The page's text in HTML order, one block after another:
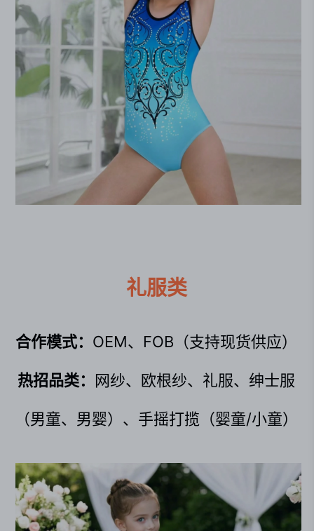
礼服类
合作模式： OEM、FOB（支持现货供应）
热招品类： 网纱、欧根纱、礼服、绅士服
（男童、男婴）、手摇打揽（婴童/小童）